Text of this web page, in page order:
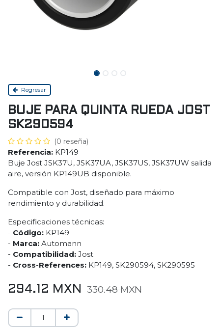
Regresar
BUJE PARA QUINTA RUEDA JOST
SK290594
(0 reseña)
Referencia: KP149
Buje Jost JSK37U, JSK37UA, JSK37US, JSK37UW salida
aire, versión KP149UB disponible.
Compatible con Jost, diseñado para máximo
rendimiento y durabilidad.
Especificaciones técnicas:
- Código: KP149
- Marca: Automann
- Compatibilidad: Jost
- Cross-References: KP149, SK290594, SK290595
294.12 MXN 330.48MXN